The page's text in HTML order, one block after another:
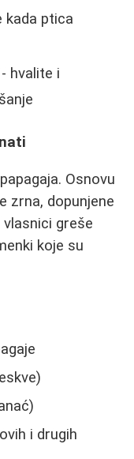
kada ptica
- hvalite i
Osnovu
zrna, dopunjene
greše
koje su
i drugih